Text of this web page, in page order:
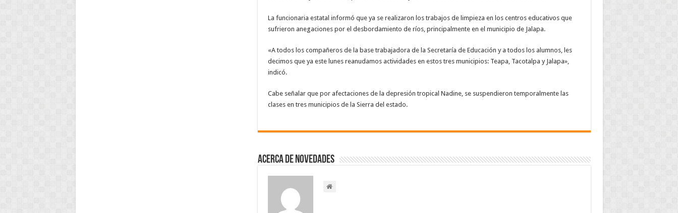
La funcionaria estatal informó que ya se realizaron los trabajos de limpieza en los centros educativos que
sufrieron anegaciones por el desbordamiento de ríos, principalmente en el municipio de Jalapa.
«A todos los compañeros de la base trabajadora de la Secretaría de Educación y a todos los alumnos, les
decimos que ya este lunes reanudamos actividades en estos tres municipios: Teapa, Tacotalpa y Jalapa»,
indicó.
Cabe señalar que por afectaciones de la depresión tropical Nadine, se suspendieron temporalmente las
clases en tres municipios de la Sierra del estado.
Acerca de NOVEDADES